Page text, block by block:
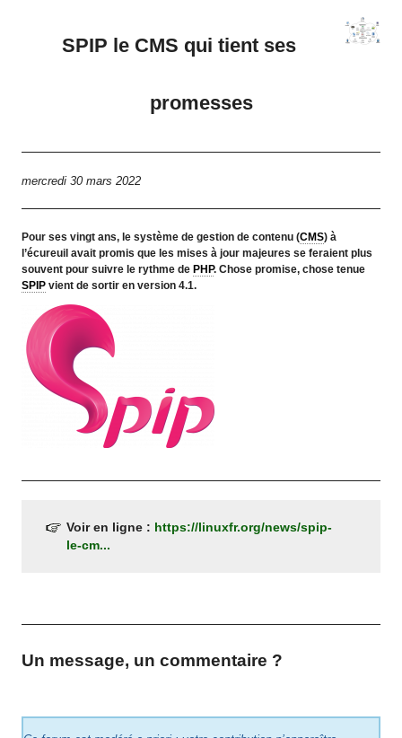
SPIP le CMS qui tient ses
promesses
mercredi 30 mars 2022
Pour ses vingt ans, le système de gestion de contenu (CMS) à
l’écureuil avait promis que les mises à jour majeures se feraient plus
souvent pour suivre le rythme dePHP. Chose promise, chose tenue
SPIP vient de sortir en version 4.1.
Voir en ligne : https://linuxfr.org/news/spip-
le-cm...
Un message, un commentaire ?